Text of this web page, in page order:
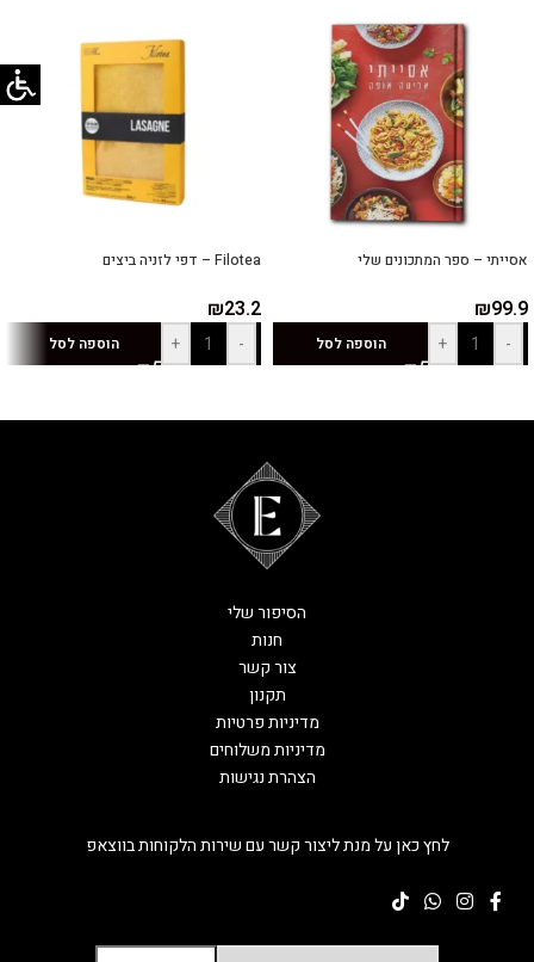
אסייתי – ספר המתכונים שלי
₪99.9
-
+ הוספה לסל
Filotea – דפי לזניה ביצים
₪23.2
-
+ הוספה לסל
לחץ כאן על מנת ליצור קשר עם שירות הלקוחות בווצאפ
הסיפור שלי
חנות
צור קשר
תקנון
מדיניות פרטיות
מדיניות משלוחים
הצהרת נגישות